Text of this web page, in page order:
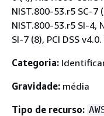
NIST.800-53.r5 SC-7
NIST.800-53.r5 SI-4,
SI-7 (8), PCI DSS
Categoria:
Gravidade: média
Tipo de recurso: